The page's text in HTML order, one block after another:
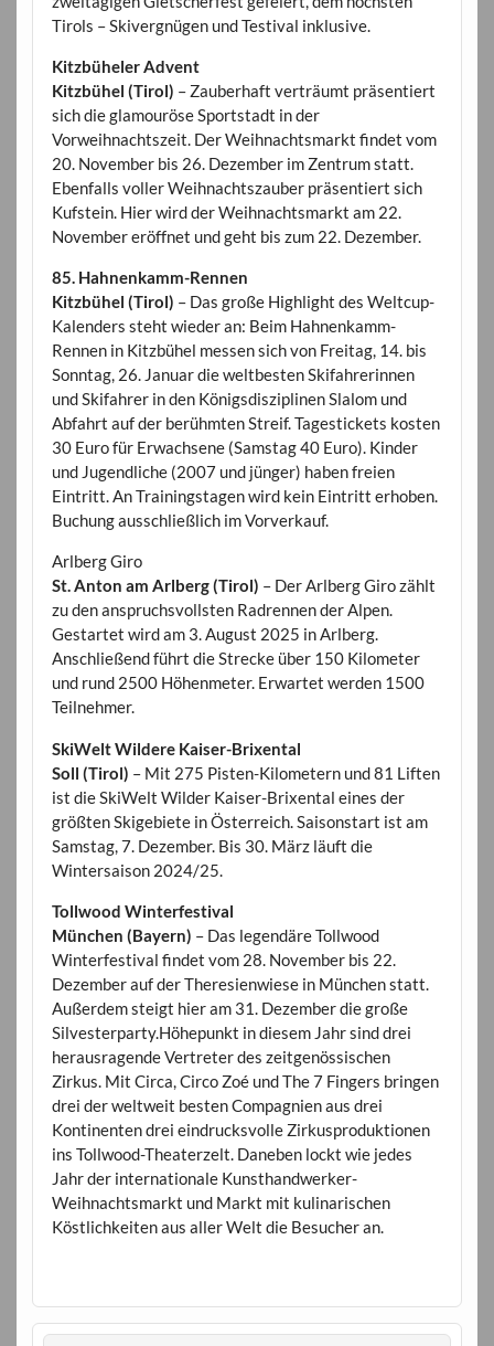
Tirols – Skivergnügen und Testival inklusive.
Kitzbüheler Advent
Kitzbühel (Tirol) – Zauberhaft verträumt präsentiert
sich die glamouröse Sportstadt in der
Vorweihnachtszeit. Der Weihnachtsmarkt findet vom
20. November bis 26. Dezember im Zentrum statt.
Ebenfalls voller Weihnachtszauber präsentiert sich
Kufstein. Hier wird der Weihnachtsmarkt am 22.
November eröffnet und geht bis zum 22. Dezember.
85. Hahnenkamm-Rennen
Kitzbühel (Tirol) – Das große Highlight des Weltcup-
Kalenders steht wieder an: Beim Hahnenkamm-
Rennen in Kitzbühel messen sich von Freitag, 14. bis
Sonntag, 26. Januar die weltbesten Skifahrerinnen
und Skifahrer in den Königsdisziplinen Slalom und
Abfahrt auf der berühmten Streif. Tagestickets kosten
30 Euro für Erwachsene (Samstag 40 Euro). Kinder
und Jugendliche (2007 und jünger) haben freien
Eintritt. An Trainingstagen wird kein Eintritt erhoben.
Buchung ausschließlich im Vorverkauf.
Arlberg Giro
St. Anton am Arlberg (Tirol) – Der Arlberg Giro zählt
zu den anspruchsvollsten Radrennen der Alpen.
Gestartet wird am 3. August 2025 in Arlberg.
Anschließend führt die Strecke über 150 Kilometer
und rund 2500 Höhenmeter. Erwartet werden 1500
Teilnehmer.
SkiWelt Wildere Kaiser-Brixental
Soll (Tirol) – Mit 275 Pisten-Kilometern und 81 Liften
ist die SkiWelt Wilder Kaiser-Brixental eines der
größten Skigebiete in Österreich. Saisonstart ist am
Samstag, 7. Dezember. Bis 30. März läuft die
Wintersaison 2024/25.
Tollwood Winterfestival
München (Bayern) – Das legendäre Tollwood
Winterfestival findet vom 28. November bis 22.
Dezember auf der Theresienwiese in München statt.
Außerdem steigt hier am 31. Dezember die große
Silvesterparty.Höhepunkt in diesem Jahr sind drei
herausragende Vertreter des zeitgenössischen
Zirkus. Mit Circa, Circo Zoé und The 7 Fingers bringen
drei der weltweit besten Compagnien aus drei
Kontinenten drei eindrucksvolle Zirkusproduktionen
ins Tollwood-Theaterzelt. Daneben lockt wie jedes
Jahr der internationale Kunsthandwerker-
Weihnachtsmarkt und Markt mit kulinarischen
Köstlichkeiten aus aller Welt die Besucher an.